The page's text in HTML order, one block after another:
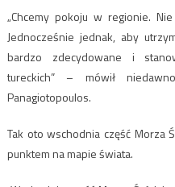
„Chcemy pokoju w regionie.
Jednocześnie jednak, aby
bardzo zdecydowane i
tureckich” – mówił
Panagiotopoulos.
Tak oto wschodnia część Morza
punktem na mapie świata.